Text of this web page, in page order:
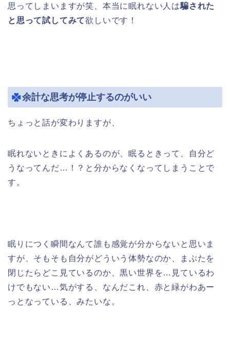
思ってしまいますが笑、本当に眠れない人は騙された
と思って試してみて欲しいです！
余計な思考が停止するのがいい
ちょっと話が変わりますが、
眠れないときによくあるのが、眠るときって、自分ど
うなってんだ…！？と分からなくなってしまうことで
す。
眠りにつく瞬間なんて誰も感覚が分からないと思いま
すが、そもそも自分がどういう体勢なのか、まぶたを
閉じたらどこ見ているのか、黒い世界を…見ているわ
けでもない…気がする、なんだこれ、赤と緑がわあー
っとなっている、みたいな。